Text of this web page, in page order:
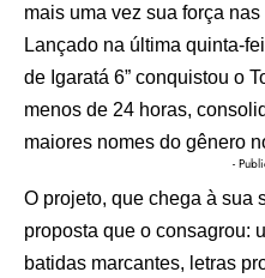
mais uma vez sua força
Lançado na última quinta-
de Igaratá 6” conquistou o
menos de 24 horas,
maiores nomes do gênero
-
O projeto, que chega à sua
proposta que o consagrou:
batidas marcantes, letras